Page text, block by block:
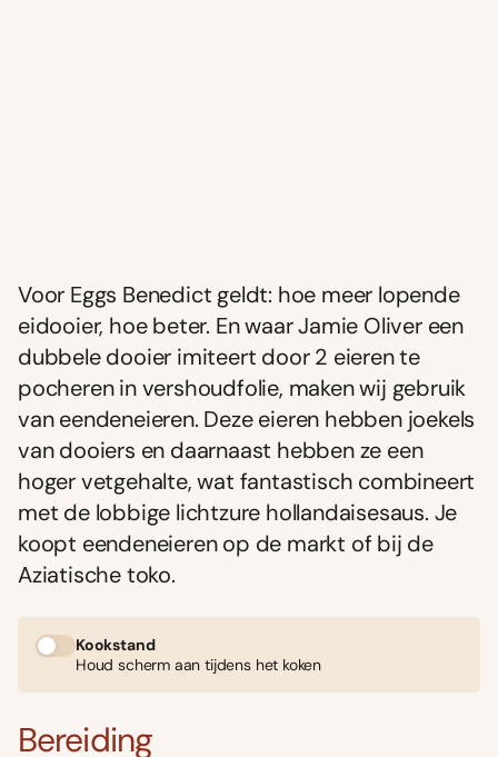
Voor Eggs Benedict geldt: hoe meer lopende
eidooier, hoe beter. En waar Jamie Oliver een
dubbele dooier imiteert door 2 eieren te
pocheren in vershoudfolie, maken wij gebruik
van eendeneieren. Deze eieren hebben joekels
van dooiers en daarnaast hebben ze een
hoger vetgehalte, wat fantastisch combineert
met de lobbige lichtzure hollandaisesaus. Je
koopt eendeneieren op de markt of bij de
Aziatische toko.
Kookstand
Houd scherm aan tijdens het koken
Bereiding